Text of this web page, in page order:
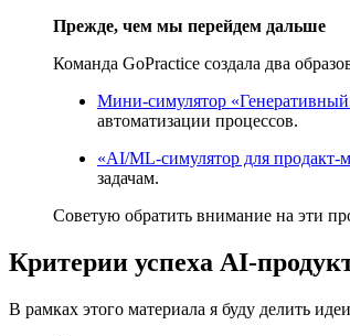
Прежде, чем мы перейдем дальше
Команда GoPractice создала два
Мини-симулятор
автоматизации процессов.
«AI/ML-симулятор для продакт-
задачам.
Cоветую обратить внимание на эти
Критерии успеха AI-
В рамках этого материала я буду делить